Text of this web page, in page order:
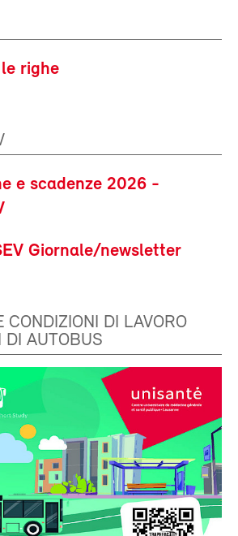
righe
e scadenze 2026 -
Giornale/newsletter
CONDIZIONI DI LAVORO
DI AUTOBUS